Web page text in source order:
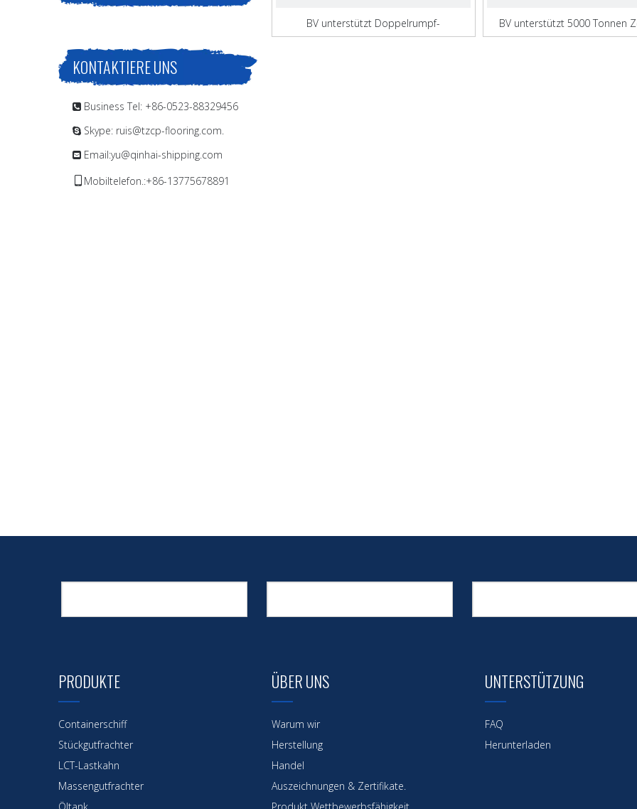
KONTAKTIERE UNS
 Business Tel: +86-0523-88329456
 Skype: ruis@tzcp-flooring.com.
 Email:yu@qinhai-shipping.com
Mobiltelefon.:+86-13775678891
BV unterstützt Doppelrumpf-
Massengutfrachter
BV unterstützt 5000 Tonnen
Massengutfrachter
PRODUKTE
Containerschiff
Stückgutfrachter
LCT-Lastkahn
Massengutfrachter
ÜBER UNS
Warum wir
Herstellung
Handel
Auszeichnungen & Zertifikate.
UNTERSTÜTZUNG
FAQ
Herunterladen